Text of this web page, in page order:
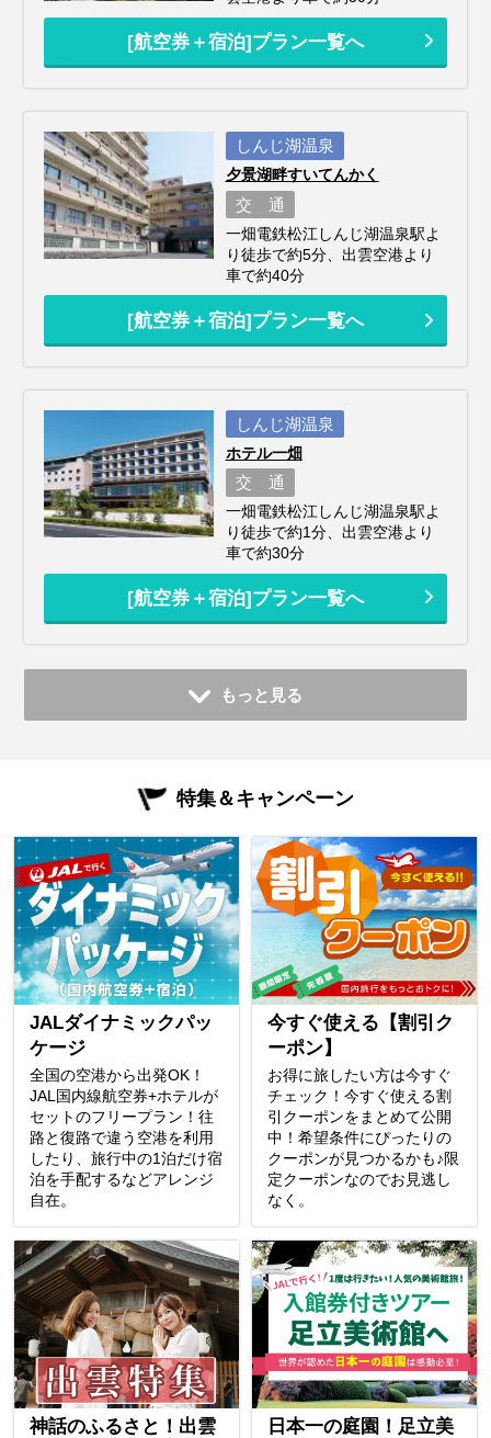
[航空券＋宿泊]プラン一覧へ
しんじ湖温泉
夕景湖畔すいてんかく
交 通
一畑電鉄松江しんじ湖温泉駅よ
り徒歩で約5分、出雲空港より
車で約40分
[航空券＋宿泊]プラン一覧へ
しんじ湖温泉
ホテル一畑
交 通
一畑電鉄松江しんじ湖温泉駅よ
り徒歩で約1分、出雲空港より
車で約30分
[航空券＋宿泊]プラン一覧へ
もっと見る
特集＆キャンペーン
JALダイナミックパッ
ケージ
全国の空港から出発OK！
JAL国内線航空券+ホテルが
セットのフリープラン！往
路と復路で違う空港を利用
したり、旅行中の1泊だけ宿
泊を手配するなどアレンジ
自在。
今すぐ使える【割引ク
ーポン】
お得に旅したい方は今すぐ
チェック！今すぐ使える割
引クーポンをまとめて公開
中！希望条件にぴったりの
クーポンが見つかるかも♪限
定クーポンなのでお見逃し
なく。
神話のふるさと！出雲
日本一の庭園！足立美